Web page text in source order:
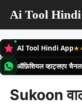
content
Ai Tool Hindi
AI Tool Hindi App★
ऑफ़िशियल व्हाट्सएप चैनल
Sukoon